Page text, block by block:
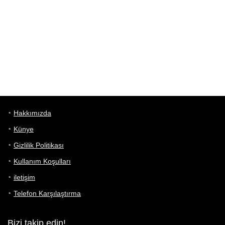
Hakkımızda
Künye
Gizlilik Politikası
Kullanım Koşulları
iletişim
Telefon Karşılaştırma